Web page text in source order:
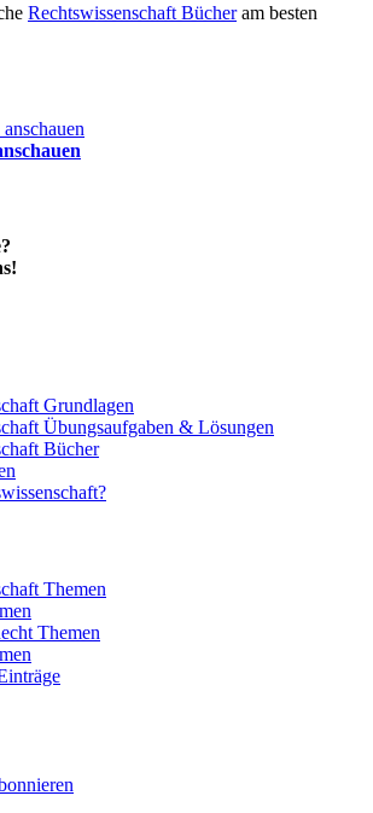
Rechtswissenschaft Bücheram besten
Grundlagen
Übungsaufgaben & Lösungen
Bücher
Themen
Themen